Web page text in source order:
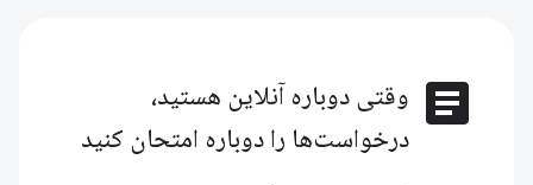
article وقتی دوباره آنلاین هستید،
درخواست‌ها را دوباره امتحان کنید